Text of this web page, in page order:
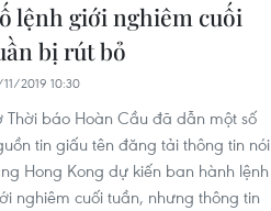
lệnh giới nghiêm cuối
bị rút bỏ
2019 10:30
Thời báo Hoàn Cầu đã dẫn một số
tin giấu tên đăng tải thông tin nói
Hong Kong dự kiến ban hành lệnh
nghiêm cuối tuần, nhưng thông tin